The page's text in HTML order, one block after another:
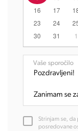
16
17
23
24
30
31 1
Vaše sporočilo
Strinjam se,
posredovane